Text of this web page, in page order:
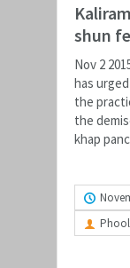
shun
Nov 2
has
the
the
khap